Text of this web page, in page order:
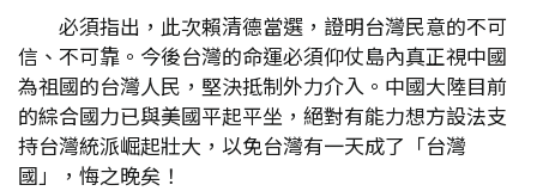
必須指出，此次賴清德當選，證明台灣民意的不可
信、不可靠。今後台灣的命運必須仰仗島內真正視中國
為祖國的台灣人民，堅決抵制外力介入。中國大陸目前
的綜合國力已與美國平起平坐，絕對有能力想方設法支
持台灣統派崛起壯大，以免台灣有一天成了「台灣
國」，悔之晚矣！